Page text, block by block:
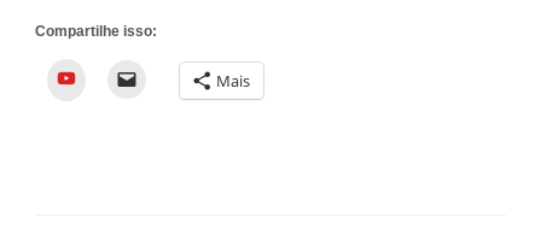
Compartilhe isso:
YouTube Mais